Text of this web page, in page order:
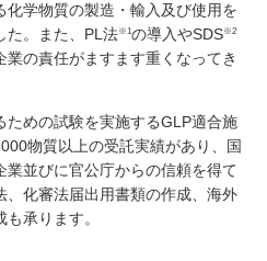
化学物質の製造・輸入及び使用を
た。また、PL法※1の導入やSDS※2
の責任がますます重くなってき
ための試験を実施するGLP適合施
物質以上の受託実績があり、国
並びに官公庁からの信頼を得て
、化審法届出用書類の作成、海外
承ります。